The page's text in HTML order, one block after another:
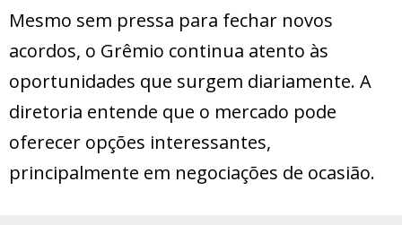
Mesmo sem pressa para fechar novos
acordos, o Grêmio continua atento às
oportunidades que surgem diariamente. A
diretoria entende que o mercado pode
oferecer opções interessantes,
principalmente em negociações de ocasião.